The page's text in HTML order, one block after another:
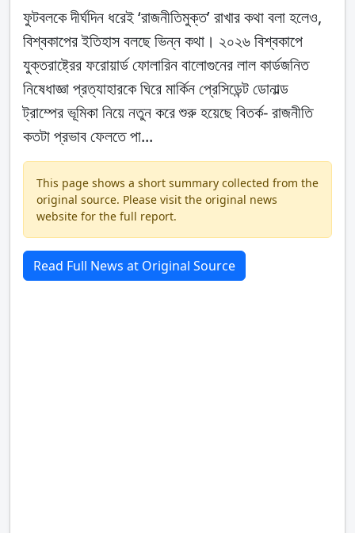
ফুটবলকে দীর্ঘদিন ধরেই ‘রাজনীতিমুক্ত’ রাখার কথা বলা হলেও,
বিশ্বকাপের ইতিহাস বলছে ভিন্ন কথা। ২০২৬ বিশ্বকাপে
যুক্তরাষ্ট্রের ফরোয়ার্ড ফোলারিন বালোগুনের লাল কার্ডজনিত
নিষেধাজ্ঞা প্রত্যাহারকে ঘিরে মার্কিন প্রেসিডেন্ট ডোনাল্ড
ট্রাম্পের ভূমিকা নিয়ে নতুন করে শুরু হয়েছে বিতর্ক- রাজনীতি
কতটা প্রভাব ফেলতে পা...
This page shows a short summary collected from the
original source. Please visit the original news
website for the full report.
Read Full News at Original Source